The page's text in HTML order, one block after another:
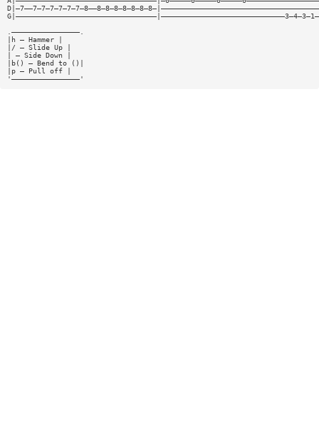
.————————————————.
|h — Hammer |
|/ — Slide Up |
| — Side Down |
|b() — Bend to ()|
|p — Pull off |
'————————————————'